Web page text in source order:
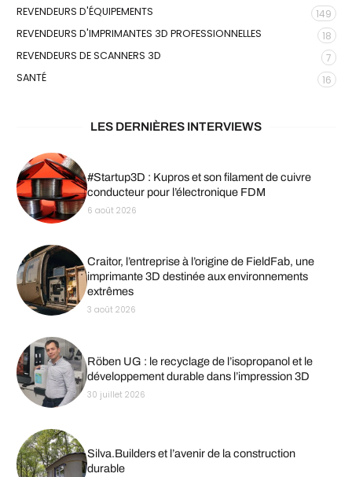
REVENDEURS D'ÉQUIPEMENTS
149
REVENDEURS D'IMPRIMANTES 3D PROFESSIONNELLES
18
REVENDEURS DE SCANNERS 3D
7
SANTÉ
16
LES DERNIÈRES INTERVIEWS
#Startup3D : Kupros et son filament de cuivre
conducteur pour l’électronique FDM
6 août 2026
Craitor, l’entreprise à l’origine de FieldFab, une
imprimante 3D destinée aux environnements
extrêmes
3 août 2026
Röben UG : le recyclage de l’isopropanol et le
développement durable dans l’impression 3D
30 juillet 2026
Silva.Builders et l’avenir de la construction
durable